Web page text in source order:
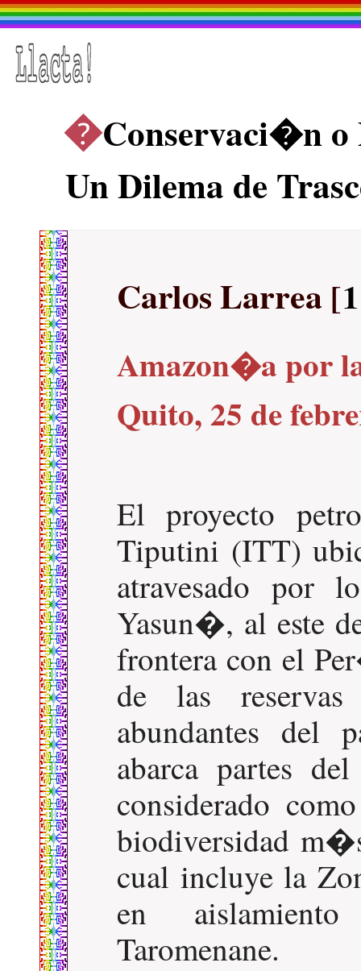
�Conservaci�n
Un Dilema de
Carlos Larrea [1
Amazon�a por
Quito, 25 de
El proyecto
Tiputini (ITT)
atravesado por
Yasun�, al este
frontera con el
de las
abundantes
abarca partes
considerado
biodiversidad
cual incluye la
en
Taromenane.